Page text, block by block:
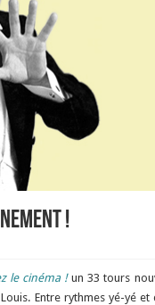
!
le cinéma !un 33 tours
Entre rythmes yé-yé